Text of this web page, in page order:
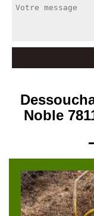
Noble